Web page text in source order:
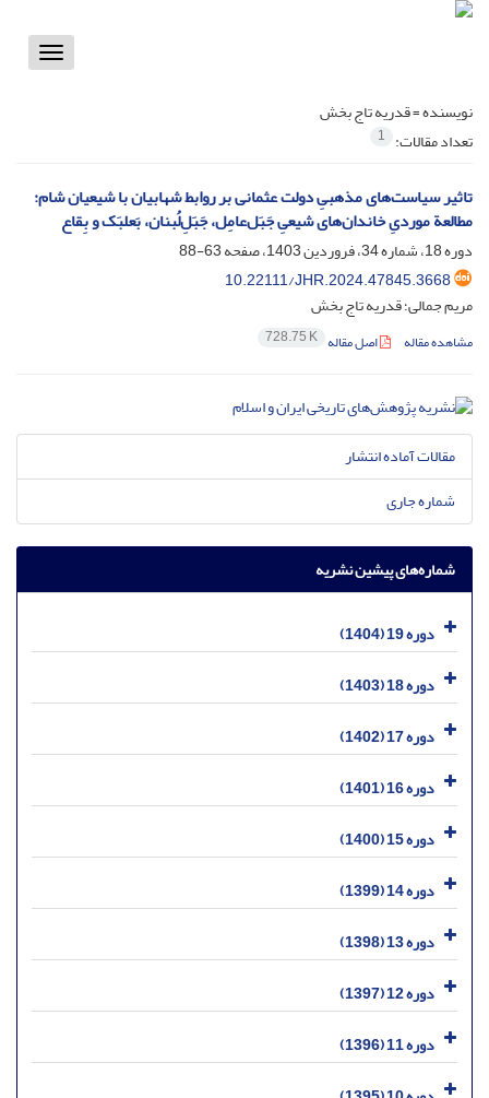
Toggle
نویسنده =قدریه تاج بخش
تعداد مقالات: 1
تاثیر سیاست‌های مذهبیِ دولت عثمانی بر روابط شهابیان با شیعیان شام:
مطالعة موردیِ خاندان‌های شیعیِ جَبَل‌عامِل، جَبَلِ‌لُبنان، بَعلبَک و بِقاع
دوره 18، شماره 34، فروردین 1403، صفحه
63-88
10.22111/JHR.2024.47845.3668
مریم جمالی؛ قدریه تاج بخش
مشاهده مقاله اصل مقاله 728.75 K
مقالات آماده انتشار
شماره جاری
شماره‌های پیشین نشریه
دوره 19 (1404)
دوره 18 (1403)
دوره 17 (1402)
دوره 16 (1401)
دوره 15 (1400)
دوره 14 (1399)
دوره 13 (1398)
دوره 12 (1397)
دوره 11 (1396)